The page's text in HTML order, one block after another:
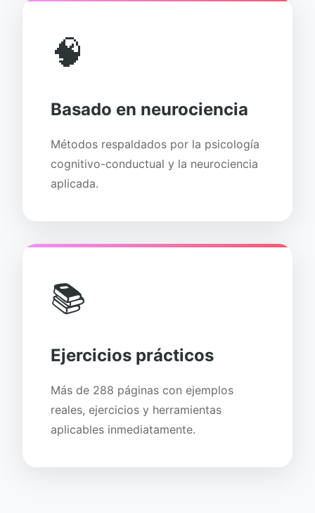
🧠
Basado en neurociencia
Métodos respaldados por la psicología
cognitivo-conductual y la neurociencia
aplicada.
📚
Ejercicios prácticos
Más de 288 páginas con ejemplos
reales, ejercicios y herramientas
aplicables inmediatamente.